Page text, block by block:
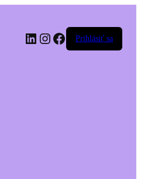
LinkedIn
Instagram
Facebook
Prihlásiť sa